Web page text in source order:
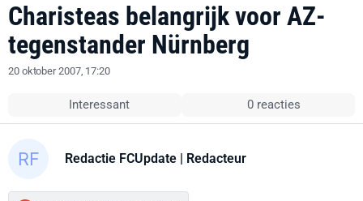
Charisteas belangrijk voor AZ-
tegenstander Nürnberg
20 oktober 2007, 17:20
Interessant 0 reacties
Redactie FCUpdate | Redacteur